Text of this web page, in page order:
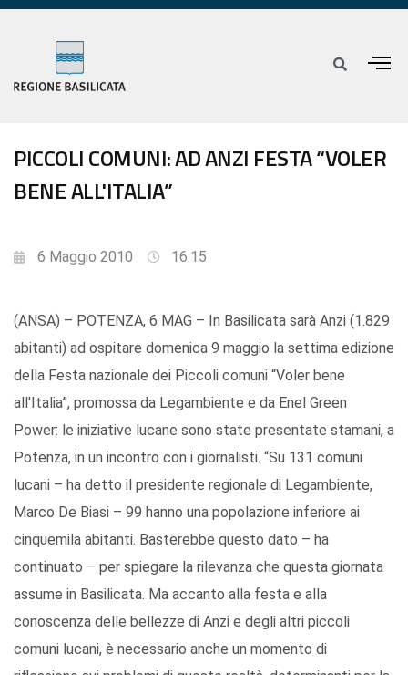
PICCOLI COMUNI: AD ANZI FESTA “VOLER
BENE ALL'ITALIA”
6 Maggio 2010 16:15
(ANSA) – POTENZA, 6 MAG – In Basilicata sarà Anzi (1.829
abitanti) ad ospitare domenica 9 maggio la settima edizione
della Festa nazionale dei Piccoli comuni “Voler bene
all'Italia”, promossa da Legambiente e da Enel Green
Power: le iniziative lucane sono state presentate stamani, a
Potenza, in un incontro con i giornalisti. “Su 131 comuni
lucani – ha detto il presidente regionale di Legambiente,
Marco De Biasi – 99 hanno una popolazione inferiore ai
cinquemila abitanti. Basterebbe questo dato – ha
continuato – per spiegare la rilevanza che questa giornata
assume in Basilicata. Ma accanto alla festa e alla
conoscenza delle bellezze di Anzi e degli altri piccoli
comuni lucani, è necessario anche un momento di